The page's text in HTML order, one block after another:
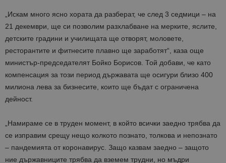
„Искам много ясно хората да разберат, че след 3 седмици – на
21 декември, ще си позволим разхлабване на мерките, яслите,
детските градини и училищата ще отворят, моловете,
ресторантите и фитнесите плавно ще заработят“, каза още
министър-председателят Бойко Борисов. Той добави, че като
компенсация за този период държавата ще осигури близо 400
милиона лева за бизнесите, които ще бъдат с ограничена
дейност.
„Намираме се в труден момент, в който всички заедно трябва да
се изправим срещу нещо колкото познато, толкова и непознато
– пандемията от коронавирус. Защо казвам заедно – защото
ние държавниците трябва да вземем трудни, но мъдри